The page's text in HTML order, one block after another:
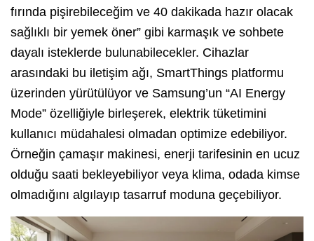
fırında pişirebileceğim ve 40 dakikada hazır olacak
sağlıklı bir yemek öner” gibi karmaşık ve sohbete
dayalı isteklerde bulunabilecekler. Cihazlar
arasındaki bu iletişim ağı, SmartThings platformu
üzerinden yürütülüyor ve Samsung’un “AI Energy
Mode” özelliğiyle birleşerek, elektrik tüketimini
kullanıcı müdahalesi olmadan optimize edebiliyor.
Örneğin çamaşır makinesi, enerji tarifesinin en ucuz
olduğu saati bekleyebiliyor veya klima, odada kimse
olmadığını algılayıp tasarruf moduna geçebiliyor.